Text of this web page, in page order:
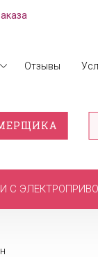
Отзывы
С